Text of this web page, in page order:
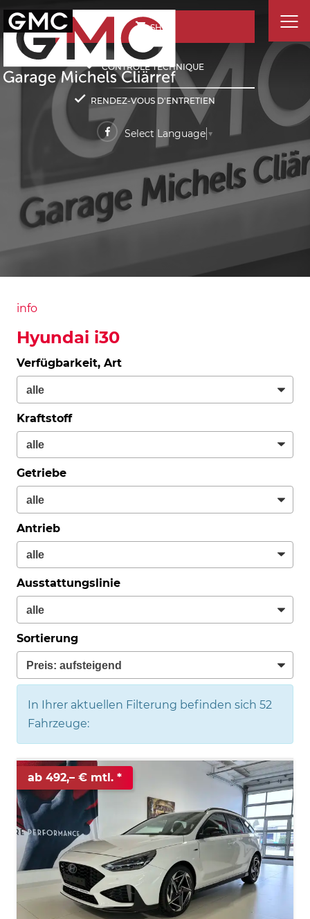
SHOP
CONTRÔLE TECHNIQUE
RENDEZ-VOUS D'ENTRETIEN
Select Language ▼
info
Hyundai i30
Verfügbarkeit, Art
Kraftstoff
Getriebe
Antrieb
Ausstattungslinie
Sortierung
In Ihrer aktuellen Filterung befinden sich 52
Fahrzeuge:
ab 492,– € mtl.